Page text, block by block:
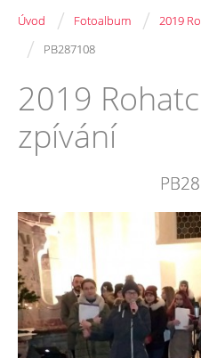
Úvod / Fotoalbum / 2019
/ PB287108
2019
zpívání